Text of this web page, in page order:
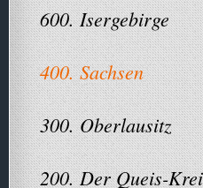
600. Isergebirge
400. Sachsen
300. Oberlausitz
200. Der Queis-